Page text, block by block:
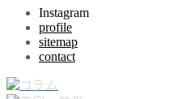
Instagram
profile
sitemap
contact